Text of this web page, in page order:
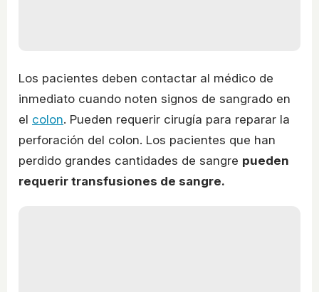
Los pacientes deben contactar al médico de
inmediato cuando noten signos de sangrado en
el colon. Pueden requerir cirugía para reparar la
perforación del colon. Los pacientes que han
perdido grandes cantidades de sangre pueden
requerir transfusiones de sangre.